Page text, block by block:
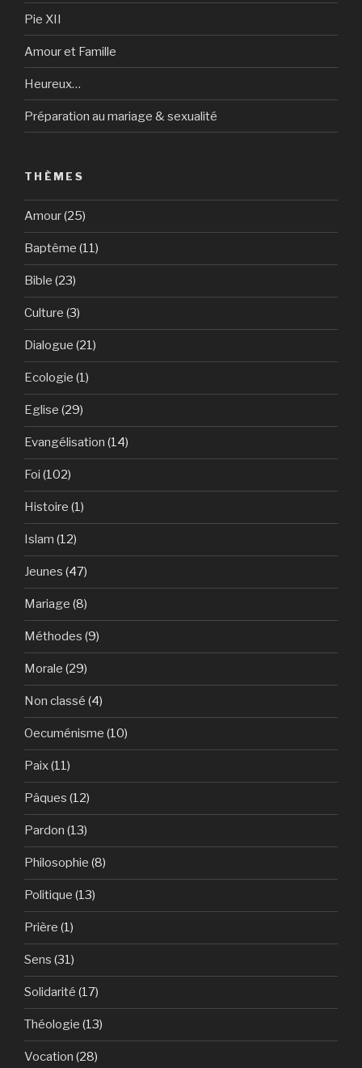
Pie XII
Amour et Famille
Heureux…
Préparation au mariage & sexualité
THÈMES
Amour(25)
Baptême (11)
Bible (23)
Culture (3)
Dialogue (21)
Ecologie (1)
Eglise (29)
Evangélisation (14)
Foi (102)
Histoire (1)
Islam (12)
Jeunes (47)
Mariage (8)
Méthodes (9)
Morale (29)
Non classé (4)
Oecuménisme (10)
Paix(11)
Pâques (12)
Pardon (13)
Philosophie (8)
Politique (13)
Prière (1)
Sens (31)
Solidarité (17)
Théologie (13)
Vocation (28)